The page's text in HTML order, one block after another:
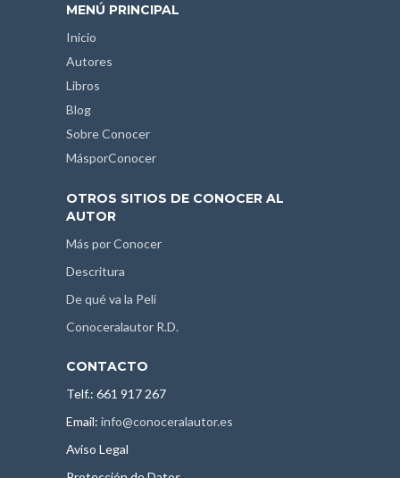
MENÚ PRINCIPAL
Inicio
Autores
Libros
Blog
Sobre Conocer
MásporConocer
OTROS SITIOS DE CONOCER AL
AUTOR
Más por Conocer
Descritura
De qué va la Peli
Conoceralautor R.D.
CONTACTO
Telf.: 661 917 267
Email: info@conoceralautor.es
Aviso Legal